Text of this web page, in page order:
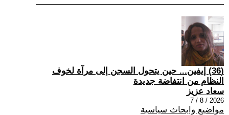
(36) إيفين... حين يتحول السجن إلى مرآة لخوف
النظام من انتفاضة جديدة
سعاد عزيز
2026 / 8 / 7
مواضيع وابحاث سياسية